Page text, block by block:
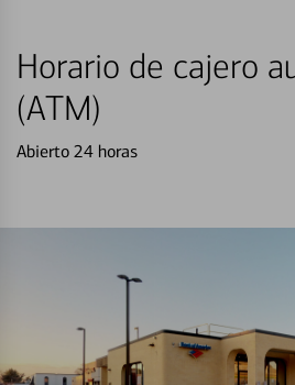
Horario de cajero
(ATM)
Abierto 24 horas